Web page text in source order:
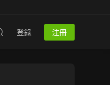
登錄 注冊